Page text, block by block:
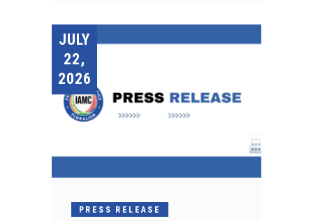
JULY
22,
2026
PRESS RELEASE